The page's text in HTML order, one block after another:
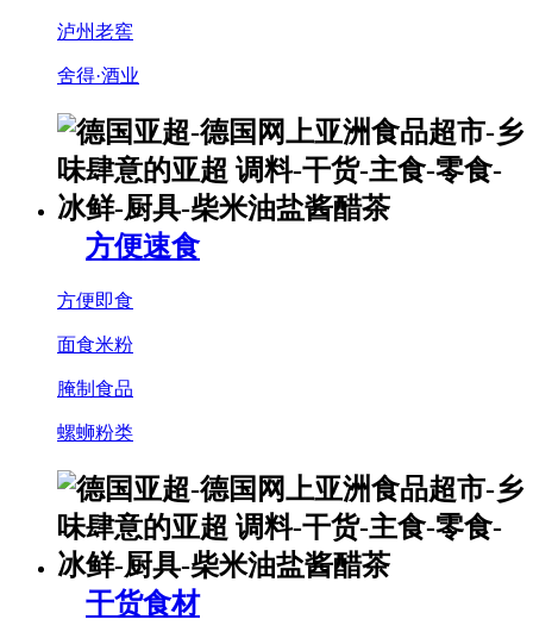
泸州老窖
舍得·酒业
方便速食
方便即食
面食米粉
腌制食品
螺蛳粉类
干货食材